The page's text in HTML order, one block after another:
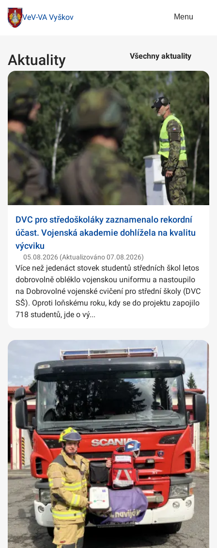
VeV-VA Vyškov Menu
Aktuality Všechny aktuality
DVC pro středoškoláky zaznamenalo rekordní
účast. Vojenská akademie dohlížela na kvalitu
výcviku
05.08.2026 (Aktualizováno 07.08.2026)
Více než jedenáct stovek studentů středních škol letos
dobrovolně obléklo vojenskou uniformu a nastoupilo
na Dobrovolné vojenské cvičení pro střední školy (DVC
SŠ). Oproti loňskému roku, kdy se do projektu zapojilo
718 studentů, jde o vý...